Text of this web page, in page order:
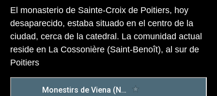
El monasterio de Sainte-Croix de Poitiers, hoy
desaparecido, estaba situado en el centro de la
ciudad, cerca de la catedral. La comunidad actual
reside en La Cossonière (Saint-Benoît), al sur de
Poitiers